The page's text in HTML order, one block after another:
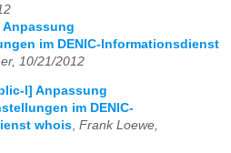
Anpassung
im DENIC-Informationsdienst
10/21/2012
l] Anpassung
im DENIC-
whois, Frank Loewe,